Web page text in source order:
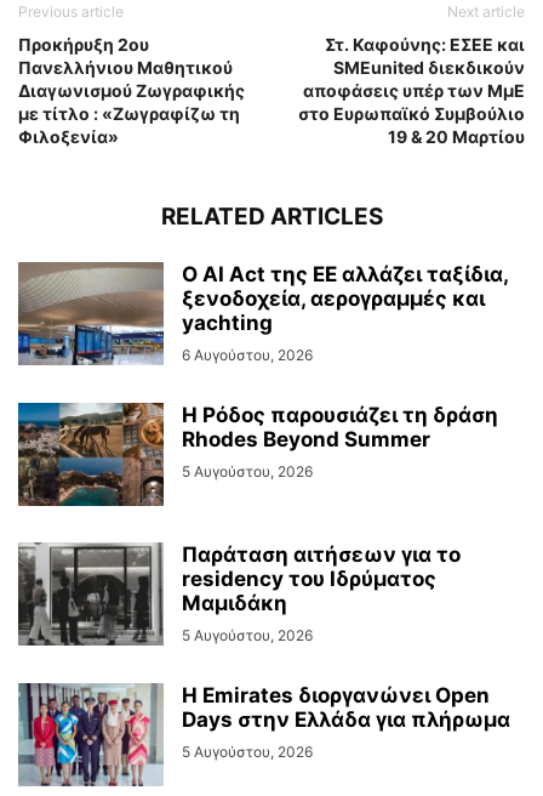
Previous article
Προκήρυξη 2ου
Πανελλήνιου Μαθητικού
Διαγωνισμού Ζωγραφικής
με τίτλο : «Ζωγραφίζω τη
Φιλοξενία»
Next article
Στ. Καφούνης: ΕΣΕΕ και
SMEunited διεκδικούν
αποφάσεις υπέρ των ΜμΕ
στο Ευρωπαϊκό Συμβούλιο
19 & 20 Μαρτίου
RELATED ARTICLES
Ο AI Act της ΕΕ αλλάζει ταξίδια,
ξενοδοχεία, αερογραμμές και
yachting
6 Αυγούστου, 2026
Η Ρόδος παρουσιάζει τη δράση
Rhodes Beyond Summer
5 Αυγούστου, 2026
Παράταση αιτήσεων για το
residency του Ιδρύματος
Μαμιδάκη
5 Αυγούστου, 2026
Η Emirates διοργανώνει Open
Days στην Ελλάδα για πλήρωμα
5 Αυγούστου, 2026